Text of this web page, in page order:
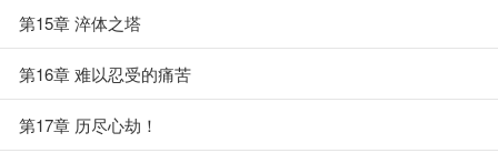
第15章 淬体之塔
第16章 难以忍受的痛苦
第17章 历尽心劫！